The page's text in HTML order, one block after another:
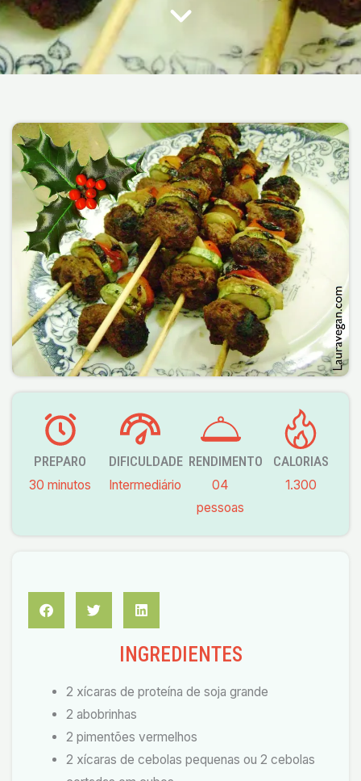
PREPARO
30 minutos
DIFICULDADE
Intermediário
RENDIMENTO
04
pessoas
CALORIAS
1.300
INGREDIENTES
2 xícaras de proteína de soja grande
2 abobrinhas
2 pimentões vermelhos
2 xícaras de cebolas pequenas ou 2 cebolas